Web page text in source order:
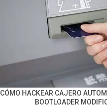
CÓMO HACKEAR CAJERO
BOOTLOADER